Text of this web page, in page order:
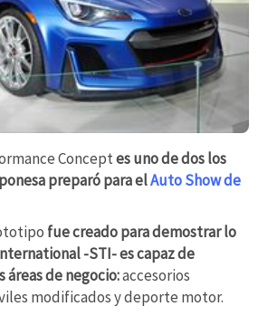
Conceptes uno de dos los
preparó para elAuto Show de
fue creado para demostrar lo
-STI- es capaz de
áreas de negocio:accesorios
modificados y deporte motor.